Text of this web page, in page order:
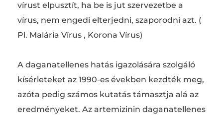
vírust elpusztít, ha be is jut szervezetbe a
vírus, nem engedi elterjedni, szaporodni azt. (
Pl. Malária Vírus , Korona Vírus)
A daganatellenes hatás igazolására szolgáló
kísérleteket az 1990-es években kezdték meg,
azóta pedig számos kutatás támasztja alá az
eredményeket. Az artemizinin daganatellenes